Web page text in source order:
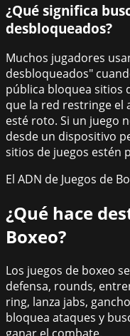
¿Qué significa
desbloqueados?
Muchos jugadores
desbloqueados"
pública bloquea sitios
que la red restringe el
esté roto. Si un juego
desde un dispositivo
sitios de juegos estén
El ADN de Juegos de
¿Qué hace
Boxeo?
Los juegos de boxeo
defensa, rounds,
ring, lanza jabs,
bloquea ataques y